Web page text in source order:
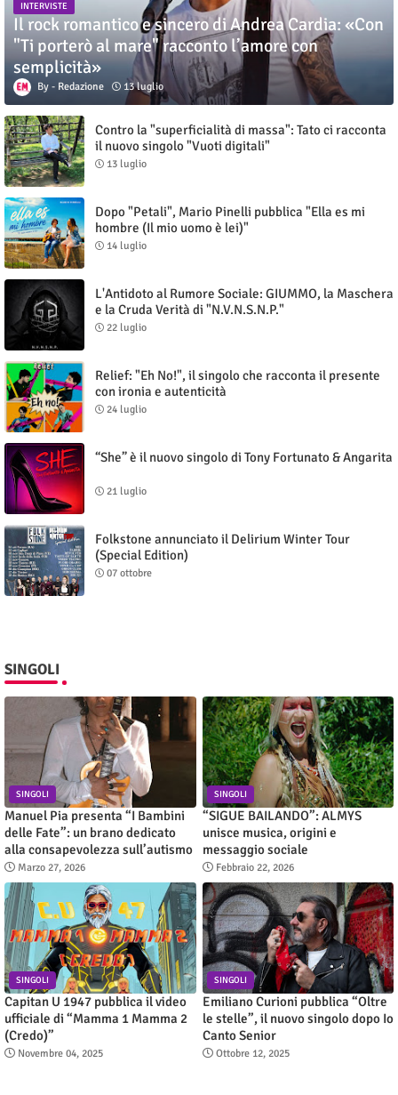
INTERVISTE
Il rock romantico e sincero di Andrea Cardia: «Con
"Ti porterò al mare" racconto l’amore con
semplicità»
Redazione 13 luglio
Contro la "superficialità di massa": Tato ci racconta
il nuovo singolo "Vuoti digitali"
13 luglio
Dopo "Petali", Mario Pinelli pubblica "Ella es mi
hombre (Il mio uomo è lei)"
14 luglio
L'Antidoto al Rumore Sociale: GIUMMO, la Maschera
e la Cruda Verità di "N.V.N.S.N.P."
22 luglio
Relief: "Eh No!", il singolo che racconta il presente
con ironia e autenticità
24 luglio
“She” è il nuovo singolo di Tony Fortunato & Angarita
21 luglio
Folkstone annunciato il Delirium Winter Tour
(Special Edition)
07 ottobre
SINGOLI
SINGOLI
Manuel Pia presenta “I Bambini
delle Fate”: un brano dedicato
alla consapevolezza sull’autismo
Marzo 27, 2026
SINGOLI
“SIGUE BAILANDO”: ALMYS
unisce musica, origini e
messaggio sociale
Febbraio 22, 2026
SINGOLI
Capitan U 1947 pubblica il video
ufficiale di “Mamma 1 Mamma 2
(Credo)”
Novembre 04, 2025
SINGOLI
Emiliano Curioni pubblica “Oltre
le stelle”, il nuovo singolo dopo Io
Canto Senior
Ottobre 12, 2025